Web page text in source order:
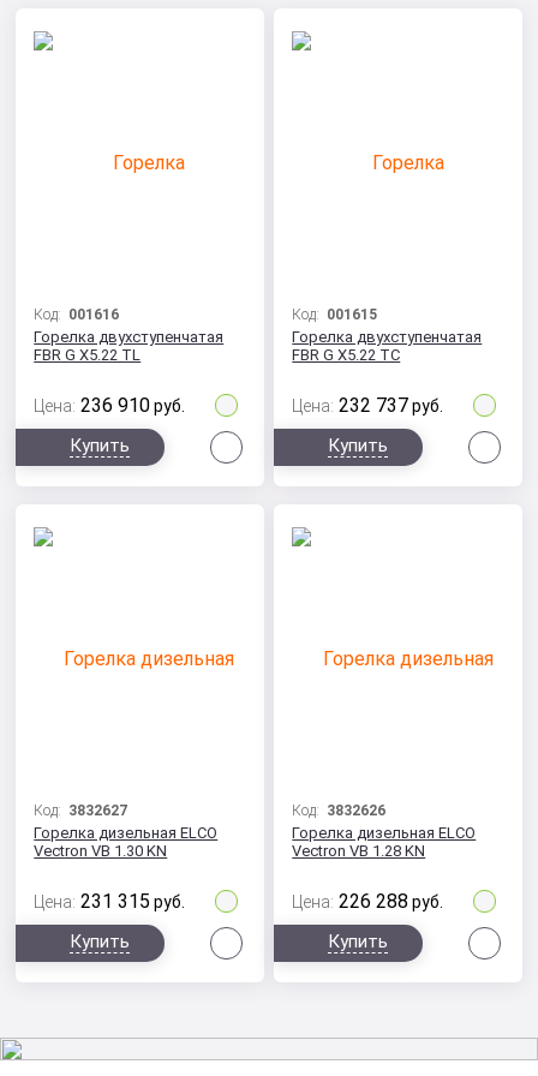
Код: 001616
Горелка двухступенчатая
FBR G X5.22 TL
Цена: 236 910 руб.
Купить
Код: 001615
Горелка двухступенчатая
FBR G X5.22 TC
Цена: 232 737 руб.
Купить
Код: 3832627
Горелка дизельная ELCO
Vectron VB 1.30 KN
Цена: 231 315 руб.
Купить
Код: 3832626
Горелка дизельная ELCO
Vectron VB 1.28 KN
Цена: 226 288 руб.
Купить